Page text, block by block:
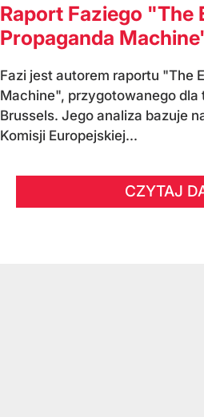
Raport Faziego "The
Propaganda
Fazi jest autorem raportu "The
Machine", przygotowanego dla
Brussels. Jego analiza bazuje
Komisji Europejskiej...
CZYTAJ